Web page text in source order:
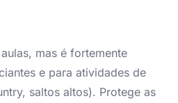
mas é fortemente
e para atividades de
saltos altos). Protege as